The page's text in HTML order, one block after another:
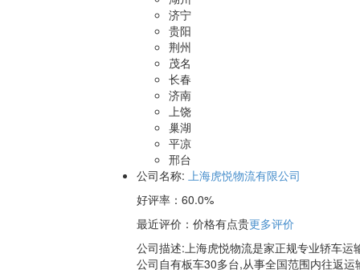
济宁
贵阳
荆州
茂名
长春
济南
上饶
巢湖
平凉
邢台
公司名称: 上海虎悦物流有限公司
好评率： 60.0%
最近评价 ：价格有点贵更多评价
公司描述:上海虎悦物流是家正规专业轿车
公司自有板车30多台,从事全国范围内往返